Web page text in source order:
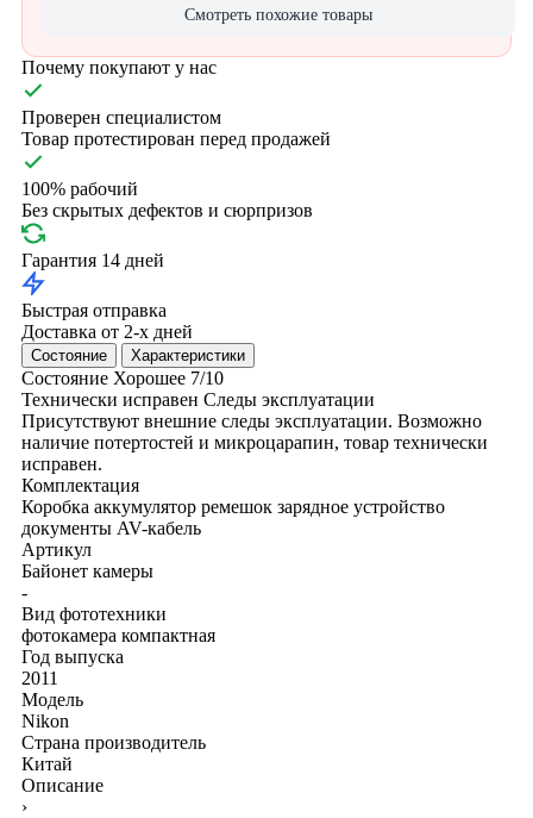
Смотреть похожие товары
Почему покупают у нас
Проверен специалистом
Товар протестирован перед продажей
100% рабочий
Без скрытых дефектов и сюрпризов
Гарантия 14 дней
Быстрая отправка
Доставка от 2-х дней
Состояние Характеристики
Состояние Хорошее 7/10
Технически исправен Следы эксплуатации
Присутствуют внешние следы эксплуатации. Возможно
наличие потертостей и микроцарапин, товар технически
исправен.
Комплектация
Коробка аккумулятор ремешок зарядное устройство
документы AV-кабель
Артикул
Байонет камеры
-
Вид фототехники
фотокамера компактная
Год выпуска
2011
Модель
Nikon
Страна производитель
Китай
Описание
›